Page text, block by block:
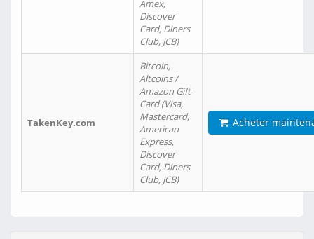
Amex,
Discover
Card, Diners
Club, JCB)
TakenKey.com
Bitcoin,
Altcoins /
Amazon Gift
Card (Visa,
Mastercard,
American
Express,
Discover
Card, Diners
Club, JCB)
Acheter